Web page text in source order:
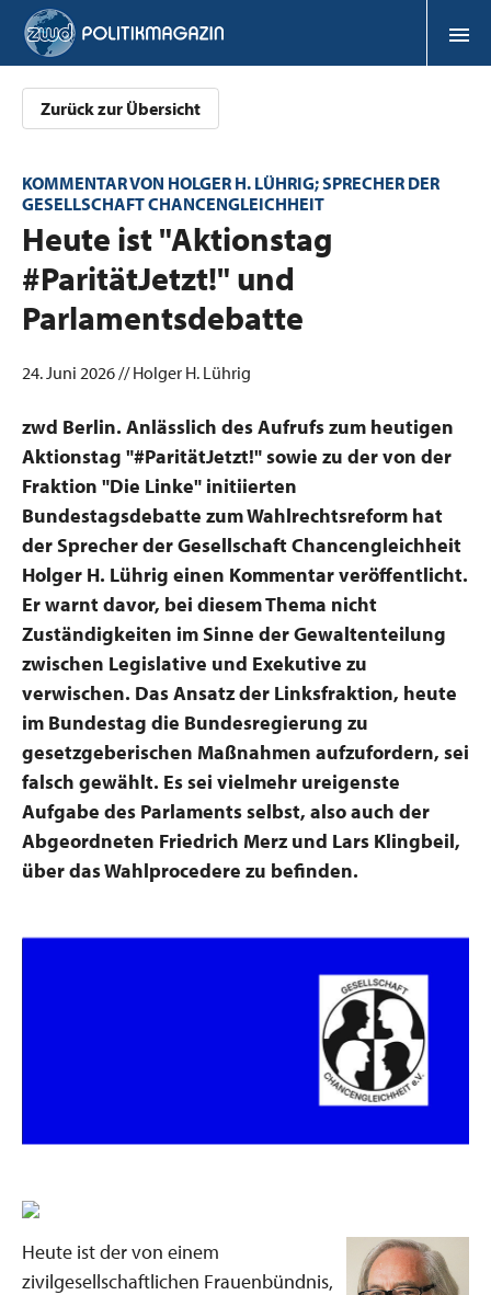
Zurück zur Übersicht
KOMMENTAR VON HOLGER H. LÜHRIG; SPRECHER DER
GESELLSCHAFT CHANCENGLEICHHEIT
:Heute ist "Aktionstag
#ParitätJetzt!" und
Parlamentsdebatte
24. Juni 2026 // Holger H. Lührig
zwd Berlin. Anlässlich des Aufrufs zum heutigen
Aktionstag "#ParitätJetzt!" sowie zu der von der
Fraktion "Die Linke" initiierten
Bundestagsdebatte zum Wahlrechtsreform hat
der Sprecher der Gesellschaft Chancengleichheit
Holger H. Lührig einen Kommentar veröffentlicht.
Er warnt davor, bei diesem Thema nicht
Zuständigkeiten im Sinne der Gewaltenteilung
zwischen Legislative und Exekutive zu
verwischen. Das Ansatz der Linksfraktion, heute
im Bundestag die Bundesregierung zu
gesetzgeberischen Maßnahmen aufzufordern, sei
falsch gewählt. Es sei vielmehr ureigenste
Aufgabe des Parlaments selbst, also auch der
Abgeordneten Friedrich Merz und Lars Klingbeil,
über das Wahlprocedere zu befinden.
Heute ist der von einem
zivilgesellschaftlichen Frauenbündnis,